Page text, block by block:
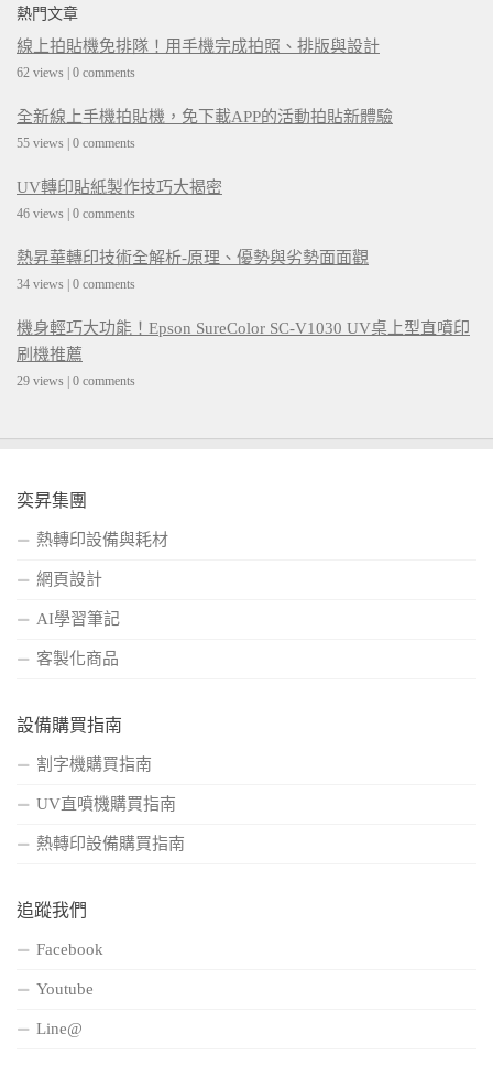
熱門文章
線上拍貼機免排隊！用手機完成拍照、排版與設計
62 views | 0 comments
全新線上手機拍貼機，免下載APP的活動拍貼新體驗
55 views | 0 comments
UV轉印貼紙製作技巧大揭密
46 views | 0 comments
熱昇華轉印技術全解析-原理、優勢與劣勢面面觀
34 views | 0 comments
機身輕巧大功能！Epson SureColor SC-V1030 UV桌上型直噴印
刷機推薦
29 views | 0 comments
奕昇集團
熱轉印設備與耗材
網頁設計
AI學習筆記
客製化商品
設備購買指南
割字機購買指南
UV直噴機購買指南
熱轉印設備購買指南
追蹤我們
Facebook
Youtube
Line@